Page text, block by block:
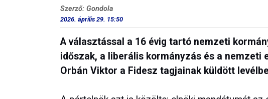
Szerző: Gondola
2026. április 29. 15:50
A választással a 16 évig tartó nemzeti
időszak, a liberális kormányzás és a nemzeti
Orbán Viktor a Fidesz tagjainak küldött